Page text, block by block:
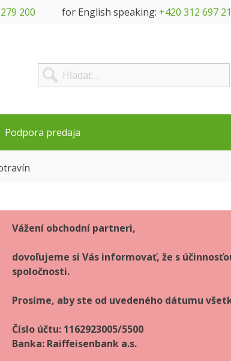
200 for English speaking: +420 312 697
Podpora predaja
Vážení obchodní partneri,
dovoľujeme si Vás informovať, že s
spoločnosti.
Prosíme, aby ste od uvedeného dátumu
Číslo účtu: 1162923005/5500
Banka: Raiffeisenbank a.s.